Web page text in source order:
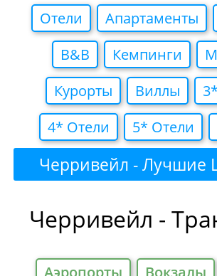
Отели Апартаменты
B&B
Кемпинги
Курорты
Виллы
4* Отели
5* Отели
Черривейл - Лучшие
Черривейл -